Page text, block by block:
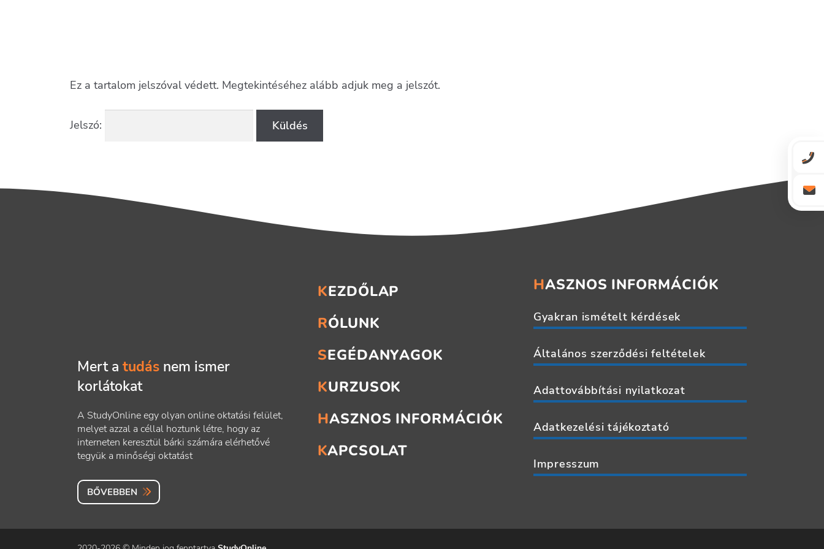
Ez a tartalom jelszóval védett. Megtekintéséhez alább adjuk meg a jelszót.
Jelszó:
Mert a tudás nem ismer
korlátokat
A StudyOnline egy olyan online oktatási felület,
melyet azzal a céllal hoztunk létre, hogy az
interneten keresztül bárki számára elérhetővé
tegyük a minőségi oktatást
BŐVEBBEN
KEZDŐLAP
RÓLUNK
SEGÉDANYAGOK
KURZUSOK
HASZNOS INFORMÁCIÓK
KAPCSOLAT
HASZNOS INFORMÁCIÓK
Gyakran ismételt kérdések
Általános szerződési feltételek
Adattovábbítási nyilatkozat
Adatkezelési tájékoztató
Impresszum